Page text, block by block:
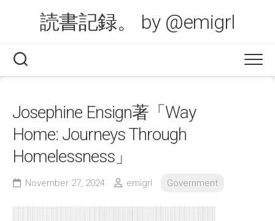
読書記録。 by @emigrl
Josephine Ensign著「Way
Home: Journeys Through
Homelessness」
November 27, 2024 emigrl Government